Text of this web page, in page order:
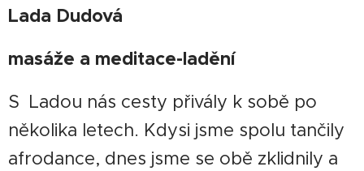
Lada Dudová
masáže a meditace-ladění
S Ladou nás cesty přivály k sobě po
několika letech. Kdysi jsme spolu tančily
afrodance, dnes jsme se obě zklidnily a